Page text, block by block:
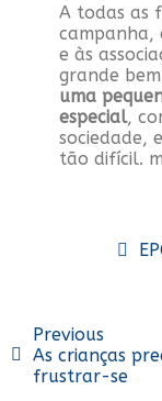
A todas as
campanha,
e às
grande
uma
especial,
sociedade,
tão difícil.
Previous
As crianças
frustrar-se